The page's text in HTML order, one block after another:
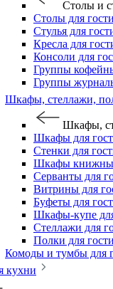
Столы и
Столы для
Стулья для
Кресла для
Консоли для
Группы
Группы
Шкафы, стеллажи,
Шкафы,
Шкафы для
Стенки для
Шкафы
Серванты для
Витрины для
Буфеты для
Шкафы-купе
Стеллажи для
Полки для
Комоды и тумбы для
кухни